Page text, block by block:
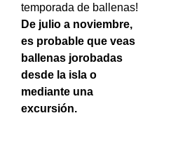
temporada de ballenas!
De julio a noviembre,
es probable que veas
ballenas jorobadas
desde la isla o
mediante una
excursión.